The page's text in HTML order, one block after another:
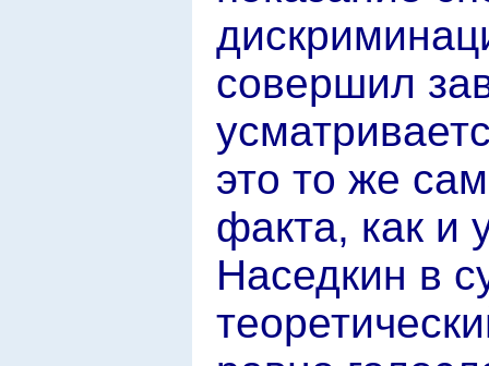
совершил
это то же
факта, как и
Наседкин в